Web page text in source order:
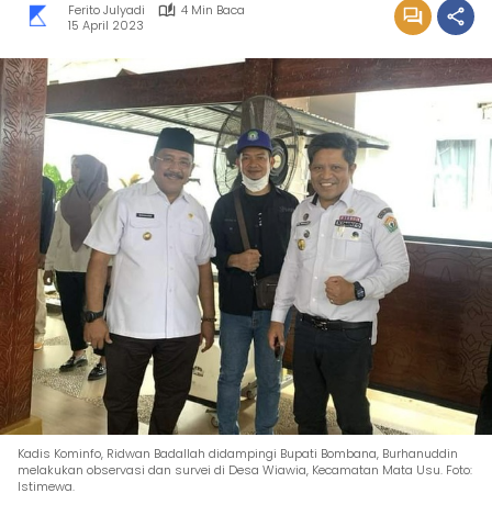
Ferito Julyadi
4 Min Baca
15 April 2023
Kadis Kominfo, Ridwan Badallah didampingi Bupati Bombana, Burhanuddin
melakukan observasi dan survei di Desa Wiawia, Kecamatan Mata Usu. Foto:
Istimewa.